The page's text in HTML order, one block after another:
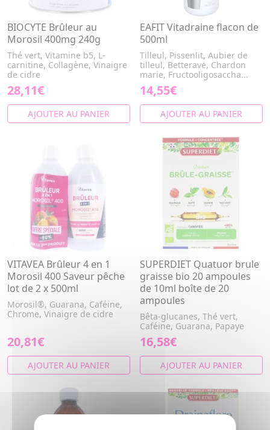
BIOCYTE Brûleur au
Morosil 400mg 240g
Thé vert, Vitamine b5, L-
carnitine, Collagène, Vinaigre
de cidre
28,11€
AJOUTER AU PANIER
EAFIT Vitadraine flacon de
500ml
Tilleul, Pissenlit, Aubier de
tilleul, Betterave, Chardon
marie, Fructooligosaccha...
14,55€
AJOUTER AU PANIER
VITAVEA Brûleur 4 en 1
Morosil 400 Saveur pêche
lot de 2 x 500ml
Morosil®, Guarana, Caféine,
Chrome, Vinaigre de cidre
20,81€
AJOUTER AU PANIER
SUPERDIET Quatuor brule
graisse bio 20 ampoules
de 10ml boîte de 20
ampoules
Bêta-glucanes, Thé vert,
Caféine, Guarana, Papaye
16,58€
AJOUTER AU PANIER